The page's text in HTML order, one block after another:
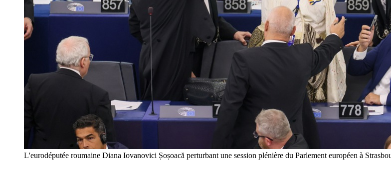
L'eurodéputée roumaine Diana Iovanovici Șoșoacă perturbant une session plénière du Parlement européen à